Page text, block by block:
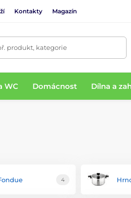
Kontakty Magazín
produkt, kategorie
WC Domácnost Dílna a
4